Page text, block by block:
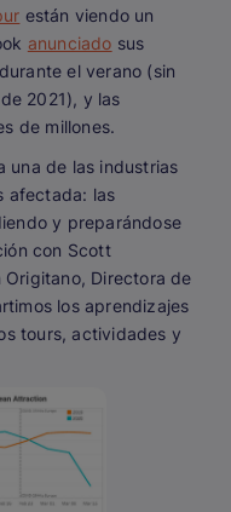
están viendo un
anunciado sus
el verano (sin
2021), y las
de millones.
una de las industrias
afectada: las
y preparándose
con Scott
Origitano, Directora de
los aprendizajes
tours, actividades y